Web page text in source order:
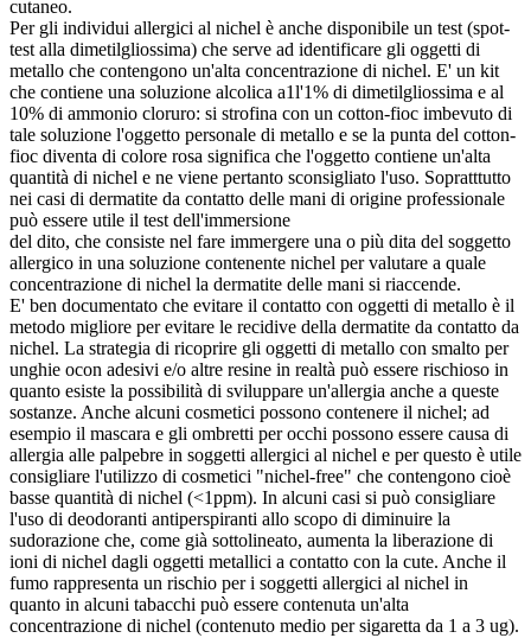
cutaneo.
Per gli individui allergici al nichel è anche disponibile un test (spot-
test alla dimetilgliossima) che serve ad identificare gli oggetti di
metallo che contengono un'alta concentrazione di nichel. E' un kit
che contiene una soluzione alcolica a1l'1% di dimetilgliossima e al
10% di ammonio cloruro: si strofina con un cotton-fioc imbevuto di
tale soluzione l'oggetto personale di metallo e se la punta del cot­ton-
fioc diventa di colore rosa significa che l'oggetto contiene un'alta
quantità di nichel e ne viene pertanto sconsigliato l'uso. Sopratttutto
nei casi di dermatite da contatto delle mani di origine professionale
può essere utile il test dell'immersione
del dito, che consiste nel fare immergere una o più dita del soggetto
allergico in una soluzione contenente nichel per valutare a quale
concentrazione di nichel la dermatite delle mani si riaccende.
E' ben documentato che evitare il contatto con oggetti di metallo è il
metodo migliore per evitare le recidive della dermatite da contatto da
nichel. La strategia di ricoprire gli oggetti di metallo con smalto per
unghie ocon adesivi e/o altre resine in realtà può essere rischioso in
quanto esiste la possibilità di sviluppare un'allergia anche a queste
sostanze. Anche alcuni cosmetici possono contenere il nichel; ad
esempio il mascara e gli ombretti per occhi possono essere causa di
allergia alle palpebre in soggetti allergici al nichel e per questo è utile
consigliare l'utilizzo di cosmetici "nichel-free" che contengono cioè
basse quantità di nichel (<1ppm). In alcuni casi si può consigliare
l'uso di deodoranti antiperspiranti allo scopo di diminuire la
sudorazione che, come già sottolineato, aumenta la liberazione di
ioni di nichel dagli oggetti metallici a contatto con la cute. Anche il
fumo rappresenta un rischio per i soggetti allergici al nichel in
quanto in alcuni tabacchi può essere contenuta un'alta
concentrazione di nichel (contenuto medio per sigaretta da 1 a 3 ug).